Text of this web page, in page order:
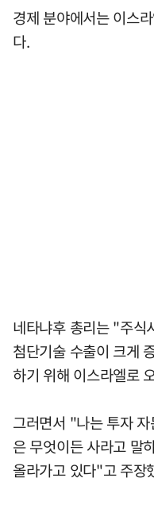
경제 분야에서는 이스
다.
네타냐후 총리는 "주식
첨단기술 수출이 크게
하기 위해 이스라엘로
그러면서 "나는 투자
은 무엇이든 사라고 말
올라가고 있다"고 주장